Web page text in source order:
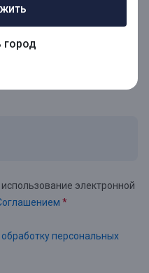
город
электронной
*
обработку персональных